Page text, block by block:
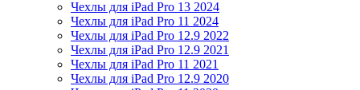
Чехлы для iPad Pro 13 2024
Чехлы для iPad Pro 11 2024
Чехлы для iPad Pro 12.9 2022
Чехлы для iPad Pro 12.9 2021
Чехлы для iPad Pro 11 2021
Чехлы для iPad Pro 12.9 2020